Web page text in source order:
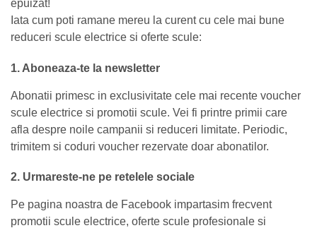
epuizat!
Iata cum poti ramane mereu la curent cu cele mai bune
reduceri scule electrice si oferte scule:
1. Aboneaza-te la newsletter
Abonatii primesc in exclusivitate cele mai recente voucher
scule electrice si promotii scule. Vei fi printre primii care
afla despre noile campanii si reduceri limitate. Periodic,
trimitem si coduri voucher rezervate doar abonatilor.
2. Urmareste-ne pe retelele sociale
Pe pagina noastra de Facebook impartasim frecvent
promotii scule electrice, oferte scule profesionale si